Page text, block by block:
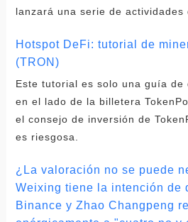
lanzará una serie de actividades
Hotspot DeFi: tutorial de
(TRON)
Este tutorial es solo una guía de
en el lado de la billetera
el consejo de inversión de
es riesgosa.
¿La valoración no se puede
Weixing tiene la intención de
Binance y Zhao Changpeng